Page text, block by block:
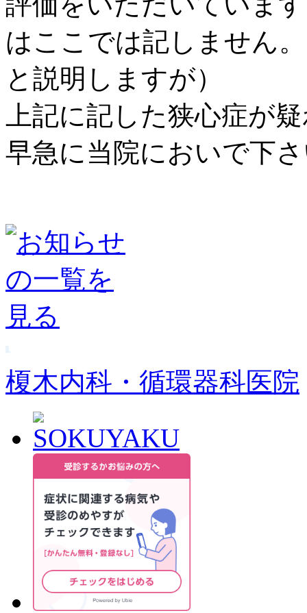
はここでは記しません
と説明しますが）
上記に記した狭心症が
早急に当院においで下
榎木内科・循環器科医院